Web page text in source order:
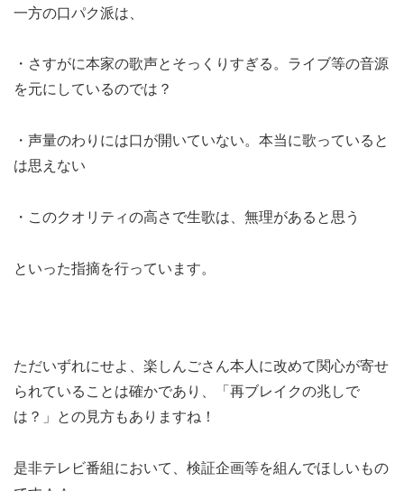
一方の口パク派は、
・さすがに本家の歌声とそっくりすぎる。ライブ等の音源
を元にしているのでは？
・声量のわりには口が開いていない。本当に歌っていると
は思えない
・このクオリティの高さで生歌は、無理があると思う
といった指摘を行っています。
ただいずれにせよ、楽しんごさん本人に改めて関心が寄せ
られていることは確かであり、「再ブレイクの兆しで
は？」との見方もありますね！
是非テレビ番組において、検証企画等を組んでほしいもの